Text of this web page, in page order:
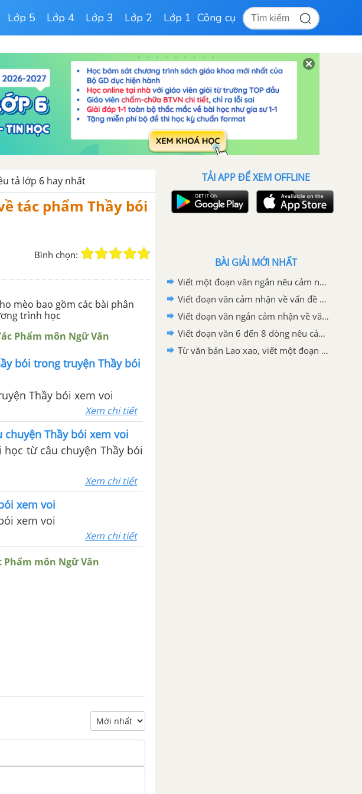
Lớp 5 Lớp 4 Lớp 3 Lớp 2 Lớp 1 Công cụ
tả lớp 6 hay nhất
tác phẩm Thầy bói
Bình chọn:
mèo bao gồm các bài phân
trình học
Phẩm môn Ngữ Văn
bói trong truyện Thầy bói
Thầy bói xem voi
Xem chi tiết
Thầy bói xem voi
từ câu chuyện Thầy bói
Xem chi tiết
xem voi
xem voi
Xem chi tiết
Phẩm môn Ngữ Văn
TẢI APP ĐỂ XEM OFFLINE
BÀI GIẢI MỚI NHẤT
Viết một đoạn văn ngắn nêu cảm nghĩ của em về động Phong Nha
Viết đoạn văn cảm nhận về vấn đề được đặt ra trong văn bản Bức thư của thủ lĩnh da đỏ
Viết đoạn văn ngắn cảm nhận về văn bản "Bức thư của thủ lĩnh da đỏ"
Viết đoạn văn 6 đến 8 dòng nêu cảm nhận của em sau khi học xong văn bản Lao xao
Từ văn bản Lao xao, viết một đoạn văn tả khu vườn vào buổi sáng